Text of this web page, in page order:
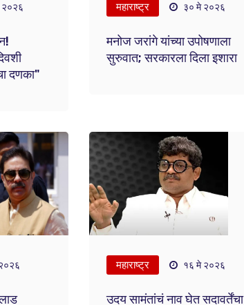
२०२६
दणका"
महाराष्ट्र ३० मे २०२६
मनोज जरांगे यांच्या उपोषणाला
सुरुवात; सरकारला दिला इशारा
महाराष्ट्र १६ मे २०२६
उदय सामंतांचं नाव घेत सदावर्तेंचा